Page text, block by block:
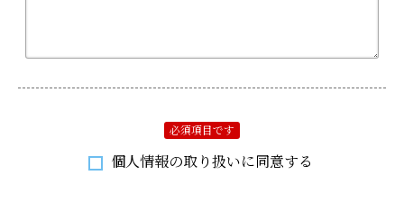
必須項目です
個人情報の取り扱いに同意する